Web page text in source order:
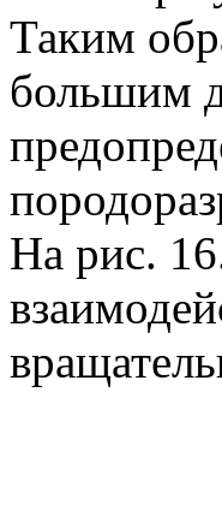
Таким
большим
На рис.